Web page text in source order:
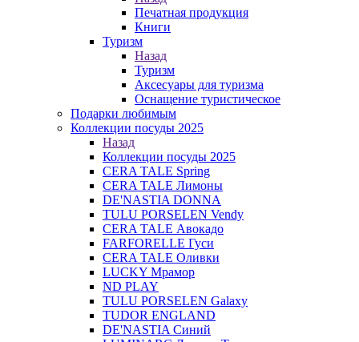
Печатная продукция
Книги
Туризм
Назад
Туризм
Аксесуары для туризма
Оснащение туристическое
Подарки любимым
Коллекции посуды 2025
Назад
Коллекции посуды 2025
CERA TALE Spring
CERA TALE Лимоны
DE'NASTIA DONNA
TULU PORSELEN Vendy
CERA TALE Авокадо
FARFORELLE Гуси
CERA TALE Оливки
LUCKY Мрамор
ND PLAY
TULU PORSELEN Galaxy
TUDOR ENGLAND
DE'NASTIA Синий